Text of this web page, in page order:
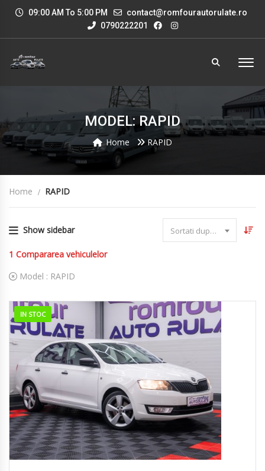
09:00 AM To 5:00 PM
contact@romfourautorulate.ro
0790222201
MODEL: RAPID
Home RAPID
Home RAPID
Show sidebar Sortati dupa data
1 Compararea vehiculelor
Model : RAPID
IN STOC